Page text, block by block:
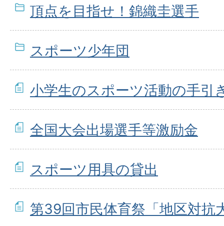
頂点を目指せ！錦織圭選手
スポーツ少年団
小学生のスポーツ活動の手引
全国大会出場選手等激励金
スポーツ用具の貸出
第39回市民体育祭「地区対抗